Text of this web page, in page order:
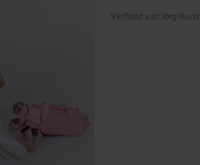
Verfasst von Jörg Kunz